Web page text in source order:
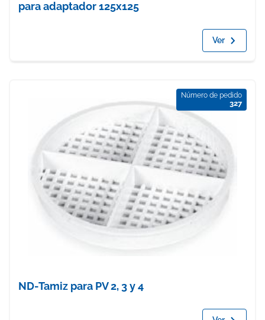
para adaptador 125x125
Ver
Número de pedido
327
ND-Tamiz para PV 2, 3 y 4